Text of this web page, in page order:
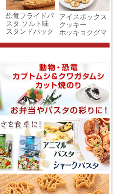
恐竜フライドパ
スタ ソルト味
スタンドパック
アイスボックス
クッキー
ホッキョクグマ